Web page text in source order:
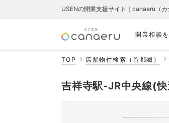
開業相談
USENの開業支援サイト｜canaeru（カ
TOP 店舗物件検索（首都圏）
吉祥寺駅-JR中央線(